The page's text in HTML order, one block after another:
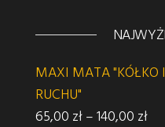
MAXI MATA "KÓŁKO
RUCHU"
65,00 zł–140,00 zł